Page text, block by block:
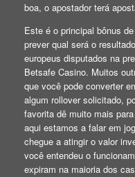
boa, o apostador terá
Este é o principal bônus
prever qual será o
europeus disputados na
Betsafe Casino. Muitos
que você pode converter
algum rollover solicitado,
favorita dê muito mais
aqui estamos a falar em
chegue a atingir o valor
você entendeu o
expiram na maioria dos